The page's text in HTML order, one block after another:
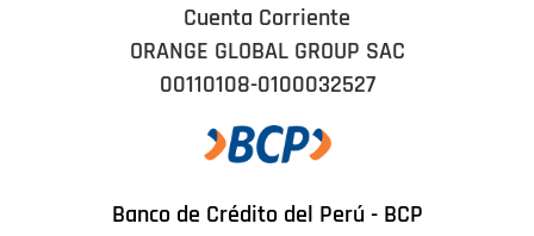
Cuenta Corriente
ORANGE GLOBAL GROUP SAC
00110108-0100032527
Banco de Crédito del Perú - BCP